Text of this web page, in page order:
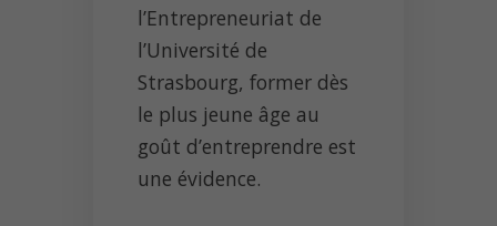
l’Entrepreneuriat de
l’Université de
Strasbourg, former dès
le plus jeune âge au
goût d’entreprendre est
une évidence.